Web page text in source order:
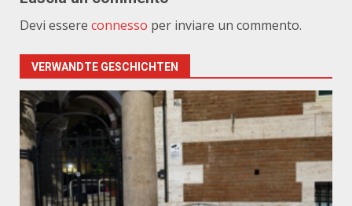
Devi essere connesso per inviare un commento.
VERWANDTE GESCHICHTEN